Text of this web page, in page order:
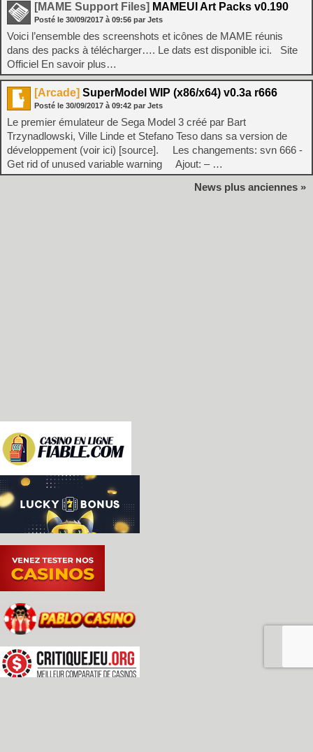
[MAME Support Files] MAMEUI Art Packs v0.190
Posté le 30/09/2017 à 09:56 par Jets
Voici l’ensemble des screenshots et icônes de MAME réunis
dans des packs à télécharger…. Le dats est disponible ici. Site
Officiel En savoir plus…
[Arcade] SuperModel WIP (x86/x64) v0.3a r666
Posté le 30/09/2017 à 09:42 par Jets
Le premier émulateur de Sega Model 3 créé par Bart
Trzynadlowski, Ville Linde et Stefano Teso dans sa version de
développement (voir ici) [source]. Les changements: svn 666 -
Get rid of unused variable warning Ajout: – …
News plus anciennes »